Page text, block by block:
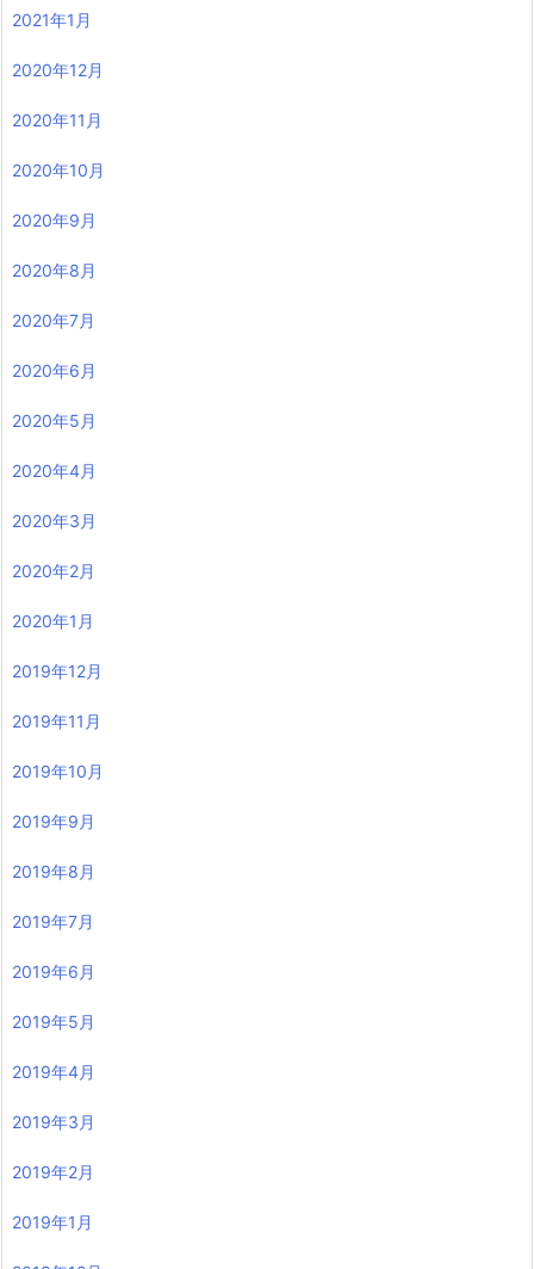
2021年1月
2020年12月
2020年11月
2020年10月
2020年9月
2020年8月
2020年7月
2020年6月
2020年5月
2020年4月
2020年3月
2020年2月
2020年1月
2019年12月
2019年11月
2019年10月
2019年9月
2019年8月
2019年7月
2019年6月
2019年5月
2019年4月
2019年3月
2019年2月
2019年1月